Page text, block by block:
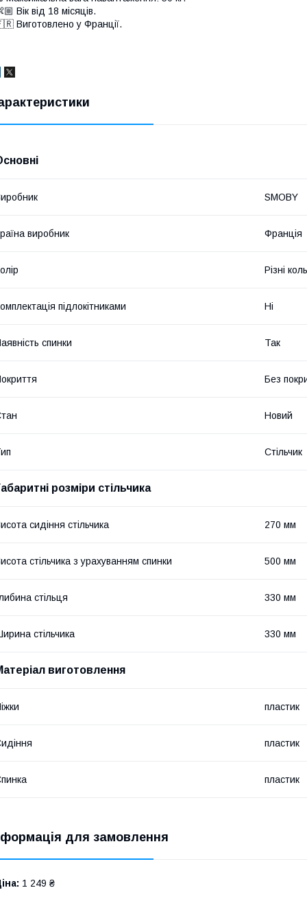
Вік від 18 місяців.
Виготовлено у Франції.
SMOBY
виробник Франція
Різні
підлокітниками Ні
спинки Так
Без
Новий
Стільчик
розміри стільчика
сидіння стільчика 270 мм
стільчика з урахуванням спинки 500 мм
стільця 330 мм
стільчика 330 мм
виготовлення
пластик
пластик
пластик
для замовлення
1 249 ₴